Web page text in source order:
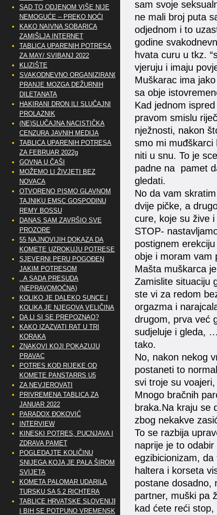
sam svoje
ne mali broj puta
odjednom i to
godine
hvata curu u tkz.
vjeruju i imaju
Muškarac ima
sa obje
Kad jednom
pravom smislu
nježnosti, nakon
smo mi muđškarci
niti u snu. To je
padne na pamet
gledati.
No da vam
dvije pičke, a
cure, koje su žive
STOP-
postignem
obje i moram vam
Mašta muškarca
Zamislite situaciju
ste vi za redom
orgazma i
drugom, prva već
sudjeluje i gleda,
tako.
No, nakon nekog
postaneti to
svi troje su
Mnogo bračnih
braka.Na kraju se
zbog nekakve
To se razbija
naprije je to
egzibicionizam,
haltera i korseta
postane dosadno,
partner, muški pa
kad ćete reći
SAD TO ODJENOM VIŠE NIJE
NEMOGUĆE – PREKO NOĆI
KAKO NAIVNA SOBARICA
ZAMIŠLJA INTERNET
TABLICA UPARENIH POTRESA
ZA MAY/ SVIBANJ 2022
KLIZIŠTE
SVAKODNEVNO ORGANIZIRANO
PRANJE MOZGA DEŽURNIH
DILETANATA
HAKIRANI DRON ILI SLUČAJNI
PROLAZNIK
(NE)SLUČAJNA NACISTIČKA
CENZURA JAVNIH MEDIJA
TABLICA UPARENIH POTRESA
ZA FEBRUAR 2022g
GOVNA U ČAŠI
MOŽEMO LI ŽIVJETI BEZ
NOVACA
OTVORENO PISMO GLAVNOM
TAJNIKU EMSC GOSPODINU
REMY BOSSU
DANAS SAM ZAVRŠIO SVE
PROZORE
55 NAJNOVIJIH DOKAZA DA
KOMETE UZROKUJU POTRESE
SJEVERNI PERU POGOĐEN
JAKIM POTRESOM
..A SADA PRESUDA
(NEPRAVOMOĆNA)
KOLIKO JE DALEKO SUNCE I
KOLIKA JE NJEGOVA VELIČINA
DA LI SI SE PREPOZNAO?
KAKO IZAZVATI RAT U TRI
KORAKA
ZNAKOVI KOJI POKAZUJU
PRAVAC
POTRES KOD RIJEKE OD
KOMETE PANSTARRS U5
ZA NEVJEROVATI
PRIVREMENA TABLICA ZA
JANUAR 2022
PARADOX ĐOKOVIĆ
INTERVIEW
KINESKI POTRES, PUCNJAVA I
ZDRAVA PAMET
POGLEDAJTE KOLIČINU
SNIJEGA KOJA JE PALA ŠIROM
SVIJETA
KOMETA PALOMAR UDARILA
TURSKU SA 5.2 RICHTERA
TABLICE HRVATSKE SLOVENIJE
I BIH SE POTPUNO VREMENSKI